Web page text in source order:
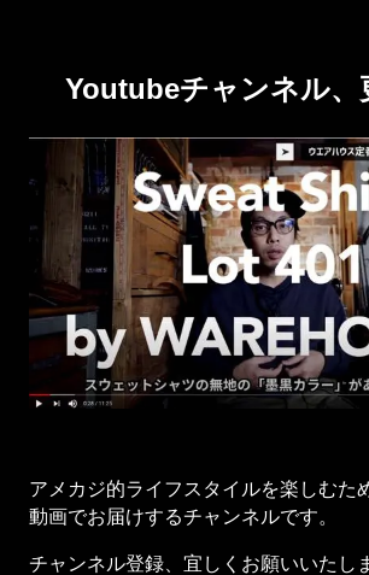
Youtubeチャンネル、
アメカジ的ライフスタイルを楽しむた
動画でお届けするチャンネルです。
チャンネル登録、宜しくお願いいたし